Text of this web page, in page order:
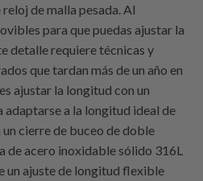
de malla pesada. Al
para que puedas ajustar la
detalle requiere técnicas y
que tardan más de un año en
ajustar la longitud con un
a la longitud ideal de
un cierre de buceo de doble
de acero inoxidable sólido 316L
un ajuste de longitud flexible